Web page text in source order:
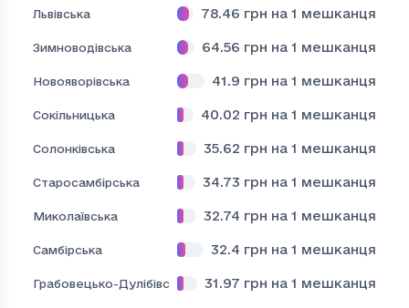
Львівська 78.46 грн на 1 мешканця
Зимноводівська 64.56 грн на 1 мешканця
Новояворівська 41.9 грн на 1 мешканця
Сокільницька 40.02 грн на 1 мешканця
Солонківська 35.62 грн на 1 мешканця
Старосамбірська 34.73 грн на 1 мешканця
Миколаївська 32.74 грн на 1 мешканця
Самбірська 32.4 грн на 1 мешканця
Грабовецько-Дулібівська 31.97 грн на 1 мешканця